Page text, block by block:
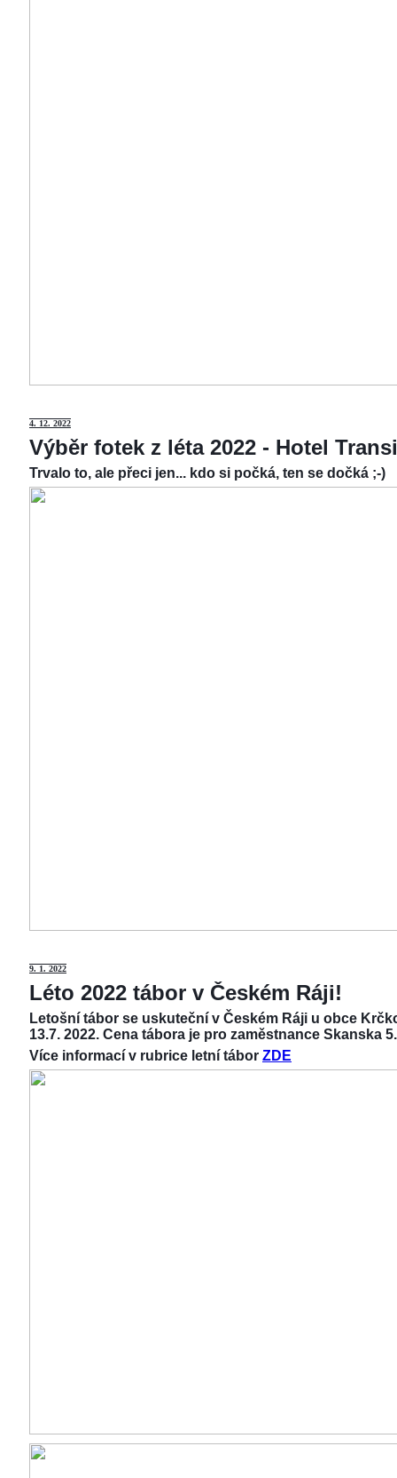
4. 12. 2022
Výběr fotek z léta 2022 - Hotel
Trvalo to, ale přeci jen... kdo si počká, ten se dočká ;-)
9. 1. 2022
Léto 2022 tábor v Českém Ráji!
Letošní tábor se uskuteční v Českém Ráji u obce
13.7. 2022. Cena tábora je pro zaměstnance Skanska
Více informací v rubrice letní tábor ZDE